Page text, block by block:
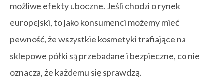
możliwe efekty uboczne. Jeśli chodzi o rynek
europejski, to jako konsumenci możemy mieć
pewność, że wszystkie kosmetyki trafiające na
sklepowe półki są przebadane i bezpieczne, co nie
oznacza, że każdemu się sprawdzą.